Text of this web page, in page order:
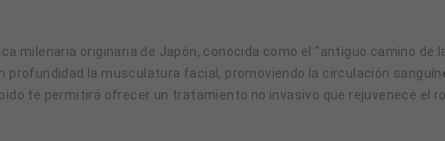
milenaria originaria de Japón, conocida como el "antiguo camino
profundidad la musculatura facial, promoviendo la circulación
te permitirá ofrecer un tratamiento no invasivo que rejuvenece el